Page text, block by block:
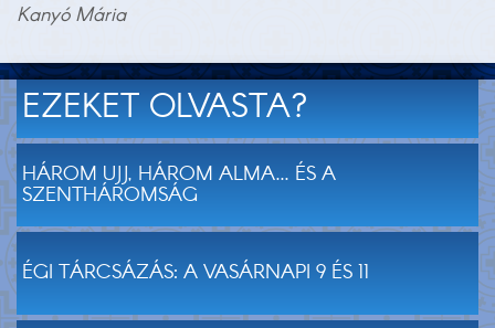
Kanyó Mária
EZEKET OLVASTA?
HÁROM UJJ, HÁROM ALMA... ÉS A
SZENTHÁROMSÁG
ÉGI TÁRCSÁZÁS: A VASÁRNAPI 9 ÉS 11